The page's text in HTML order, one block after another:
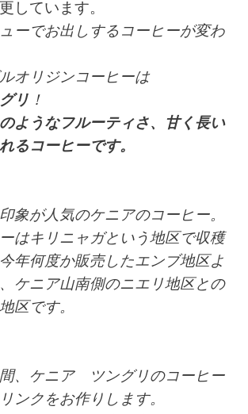
しています。
ーでお出しするコーヒーが変わ
オリジンコーヒーは
リ ！
ようなフルーティさ、甘く長い
るコーヒーです。
象が人気のケニアのコーヒー。
はキリニャガという地区で収穫
年何度か販売したエンブ地区よ
ケニア山南側のニエリ地区との
区です。
、ケニア ツングリのコーヒー
ンクをお作りします。